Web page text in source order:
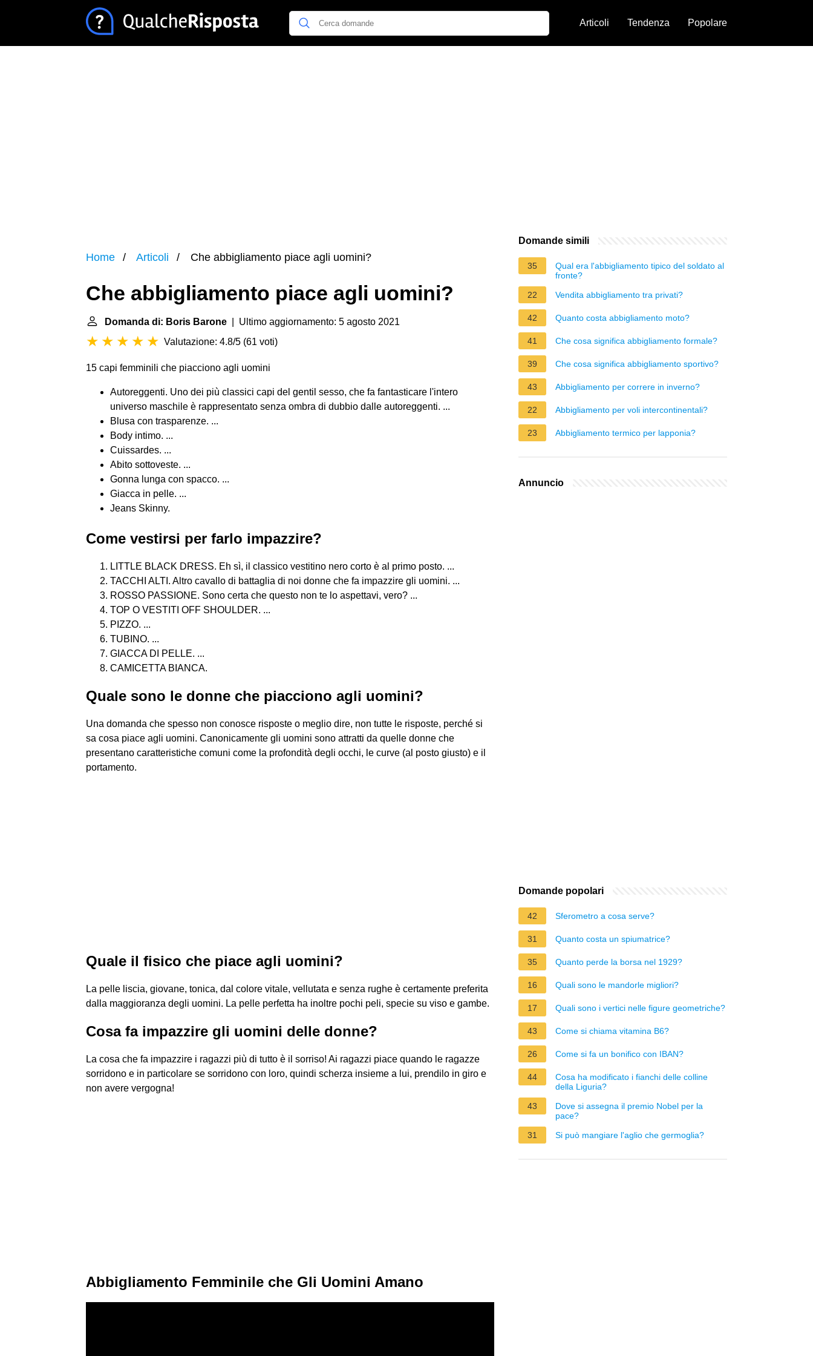
Articoli Tendenza Popolare
Home Articoli Che abbigliamento piace agli uomini?
Che abbigliamento piace agli uomini?
Domanda di: Boris Barone | Ultimo aggiornamento: 5 agosto 2021
Valutazione: 4.8/5 (61 voti)
15 capi femminili che piacciono agli uomini
Autoreggenti. Uno dei più classici capi del gentil sesso, che fa fantasticare l'intero
universo maschile è rappresentato senza ombra di dubbio dalle autoreggenti. ...
Blusa con trasparenze. ...
Body intimo. ...
Cuissardes. ...
Abito sottoveste. ...
Gonna lunga con spacco. ...
Giacca in pelle. ...
Jeans Skinny.
Come vestirsi per farlo impazzire?
LITTLE BLACK DRESS. Eh sì, il classico vestitino nero corto è al primo posto. ...
TACCHI ALTI. Altro cavallo di battaglia di noi donne che fa impazzire gli uomini. ...
ROSSO PASSIONE. Sono certa che questo non te lo aspettavi, vero? ...
TOP O VESTITI OFF SHOULDER. ...
PIZZO. ...
TUBINO. ...
GIACCA DI PELLE. ...
CAMICETTA BIANCA.
Quale sono le donne che piacciono agli uomini?
Una domanda che spesso non conosce risposte o meglio dire, non tutte le risposte, perché si
sa cosa piace agli uomini. Canonicamente gli uomini sono attratti da quelle donne che
presentano caratteristiche comuni come la profondità degli occhi, le curve (al posto giusto) e il
portamento.
Quale il fisico che piace agli uomini?
La pelle liscia, giovane, tonica, dal colore vitale, vellutata e senza rughe è certamente preferita
dalla maggioranza degli uomini. La pelle perfetta ha inoltre pochi peli, specie su viso e gambe.
Cosa fa impazzire gli uomini delle donne?
La cosa che fa impazzire i ragazzi più di tutto è il sorriso! Ai ragazzi piace quando le ragazze
sorridono e in particolare se sorridono con loro, quindi scherza insieme a lui, prendilo in giro e
non avere vergogna!
Abbigliamento Femminile che Gli Uomini Amano
Domande simili
35
Qual era l'abbigliamento tipico del soldato al
fronte?
22
Vendita abbigliamento tra privati?
42 Quanto costa abbigliamento moto?
41 Che cosa significa abbigliamento formale?
39 Che cosa significa abbigliamento sportivo?
43 Abbigliamento per correre in inverno?
22 Abbigliamento per voli intercontinentali?
23 Abbigliamento termico per lapponia?
Annuncio
Domande popolari
42 Sferometro a cosa serve?
31 Quanto costa un spiumatrice?
35 Quanto perde la borsa nel 1929?
16 Quali sono le mandorle migliori?
17 Quali sono i vertici nelle figure geometriche?
43 Come si chiama vitamina B6?
26 Come si fa un bonifico con IBAN?
44
Cosa ha modificato i fianchi delle colline
della Liguria?
43
Dove si assegna il premio Nobel per la
pace?
31
Si può mangiare l'aglio che germoglia?